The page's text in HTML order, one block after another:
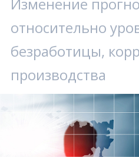
относительно
безработицы,
производства